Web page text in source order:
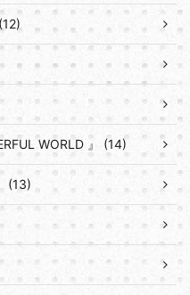
WORLD 』 (14)
(13)